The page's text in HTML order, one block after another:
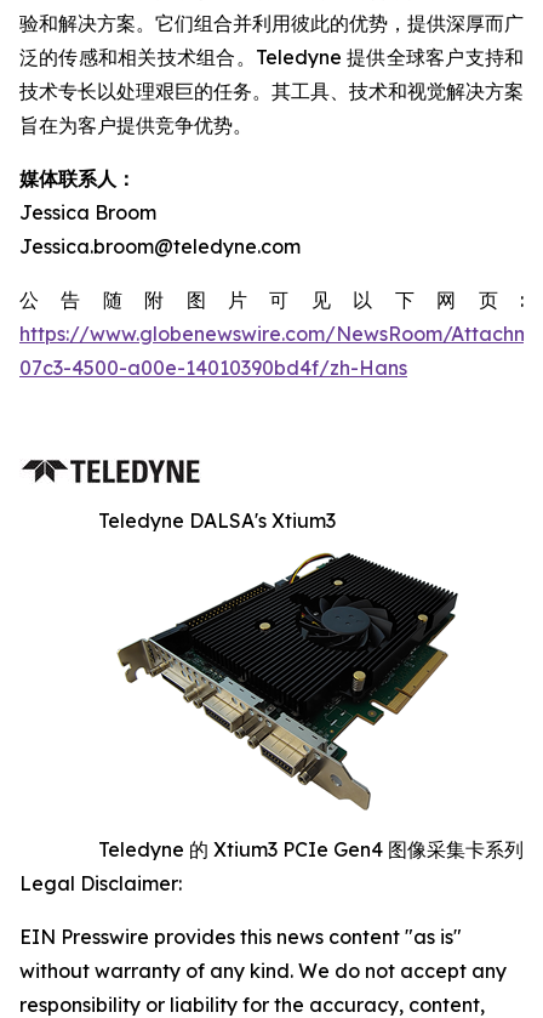
验和解决方案。它们组合并利用彼此的优势，提供深厚而广
泛的传感和相关技术组合。Teledyne 提供全球客户支持和
技术专长以处理艰巨的任务。其工具、技术和视觉解决方案
旨在为客户提供竞争优势。
媒体联系人：
Jessica Broom
Jessica.broom@teledyne.com
公告随附图片可见以下网页:
https://www.globenewswire.com/NewsRoom/
07c3-4500-a00e-14010390bd4f/zh-Hans
Teledyne DALSA's Xtium3
Teledyne 的 Xtium3 PCIe Gen4 图像采集卡系列
Legal Disclaimer:
EIN Presswire provides this news content "as is"
without warranty of any kind. We do not accept any
responsibility or liability for the accuracy, content,